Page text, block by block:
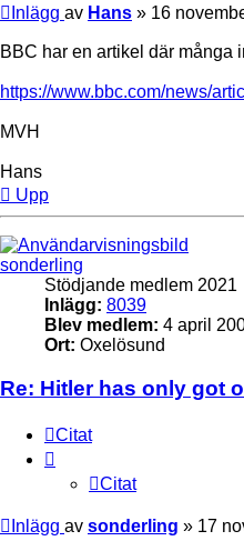
Inlägg av Hans » 16
BBC har en artikel där många
https://www.bbc.com/news/
MVH
Hans
Upp
sonderling
Stödjande medlem 2021
Inlägg: 8039
Blev medlem: 4 april
Ort: Oxelösund
Re: Hitler has only got
Citat
Citat
Inlägg av sonderling » 17